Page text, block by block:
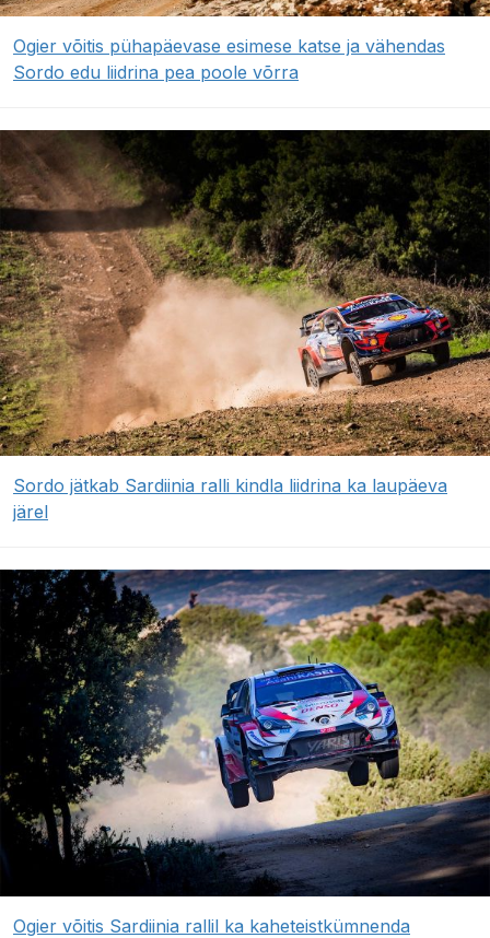
Ogier võitis pühapäevase esimese katse ja vähendas
Sordo edu liidrina pea poole võrra
Sordo jätkab Sardiinia ralli kindla liidrina ka laupäeva
järel
Ogier võitis Sardiinia rallil ka kaheteistkümnenda